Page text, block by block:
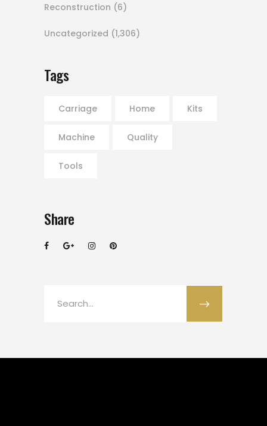
Reconstruction (6)
Uncategorized (1,306)
Tags
Carriage Home Kits
Machine Quality
Tools
Share
for: